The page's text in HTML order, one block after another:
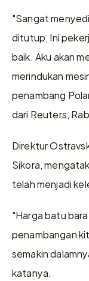
"Sangat
ditutup, Ini
baik. Aku akan
merindukan
penambang
dari Reuters,
Direktur
Sikora,
telah menjadi
"Harga batu
penambangan
semakin
katanya.